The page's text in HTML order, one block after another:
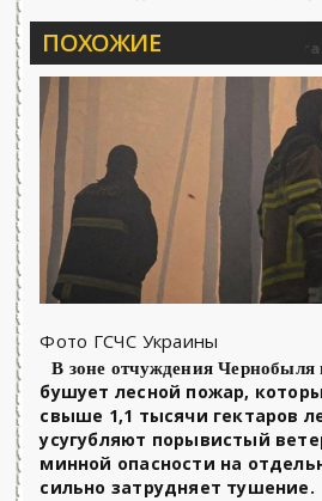
ПОХОЖИЕ
Военные действия Вечерние
Фото ГСЧС Украины
В зоне отчуждения Чернобыля
бушует лесной пожар,
свыше 1,1 тысячи гектаров
усугубляют порывистый
минной опасности на
сильно затрудняет тушение.